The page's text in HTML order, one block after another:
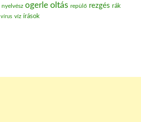
nyelvész ogerle oltás repülő rezgés rák
vírus víz írások